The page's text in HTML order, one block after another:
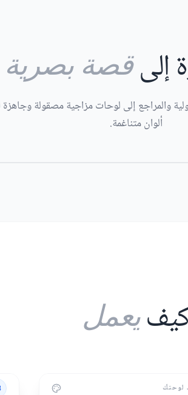
إلى قصة بصرية
والمراجع إلى لوحات مزاجية مصقولة
ألوان متناغمة.
يعمل
لوحتك